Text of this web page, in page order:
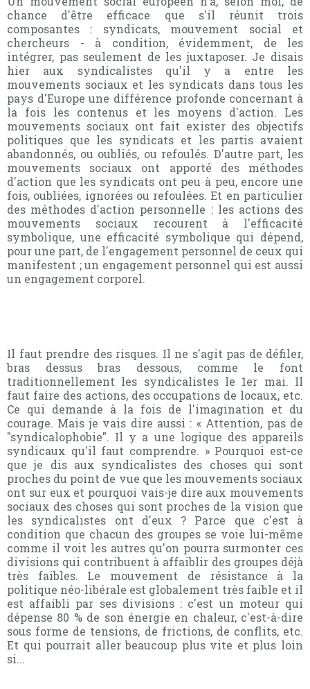
chance d'être efficace que s'il réunit trois
composantes : syndicats, mouvement social et
chercheurs - à condition, évidemment, de les
intégrer, pas seulement de les juxtaposer. Je disais
hier aux syndicalistes qu'il y a entre les
mouvements sociaux et les syndicats dans tous les
pays d'Europe une différence profonde concernant à
la fois les contenus et les moyens d'action. Les
mouvements sociaux ont fait exister des objectifs
politiques que les syndicats et les partis avaient
abandonnés, ou oubliés, ou refoulés. D'autre part, les
mouvements sociaux ont apporté des méthodes
d'action que les syndicats ont peu à peu, encore une
fois, oubliées, ignorées ou refoulées. Et en particulier
des méthodes d'action personnelle : les actions des
mouvements sociaux recourent à l'efficacité
symbolique, une efficacité symbolique qui dépend,
pour une part, de l'engagement personnel de ceux qui
manifestent ; un engagement personnel qui est aussi
un engagement corporel.
Il faut prendre des risques. Il ne s'agit pas de défiler,
bras dessus bras dessous, comme le font
traditionnellement les syndicalistes le 1er mai. Il
faut faire des actions, des occupations de locaux, etc.
Ce qui demande à la fois de l'imagination et du
courage. Mais je vais dire aussi : « Attention, pas de
"syndicalophobie". Il y a une logique des appareils
syndicaux qu'il faut comprendre. » Pourquoi est-ce
que je dis aux syndicalistes des choses qui sont
proches du point de vue que les mouvements sociaux
ont sur eux et pourquoi vais-je dire aux mouvements
sociaux des choses qui sont proches de la vision que
les syndicalistes ont d'eux ? Parce que c'est à
condition que chacun des groupes se voie lui-même
comme il voit les autres qu'on pourra surmonter ces
divisions qui contribuent à affaiblir des groupes déjà
très faibles. Le mouvement de résistance à la
politique néo-libérale est globalement très faible et il
est affaibli par ses divisions : c'est un moteur qui
dépense 80 % de son énergie en chaleur, c'est-à-dire
sous forme de tensions, de frictions, de conflits, etc.
Et qui pourrait aller beaucoup plus vite et plus loin
si...